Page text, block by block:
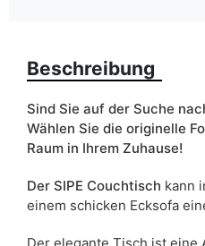
Breite
ean13
Liefertermin:
Beschreibung
Sind Sie auf der Suche
Wählen Sie die originelle
Raum in Ihrem Zuhause!
Der SIPE Couchtisch kann
einem schicken Ecksofa